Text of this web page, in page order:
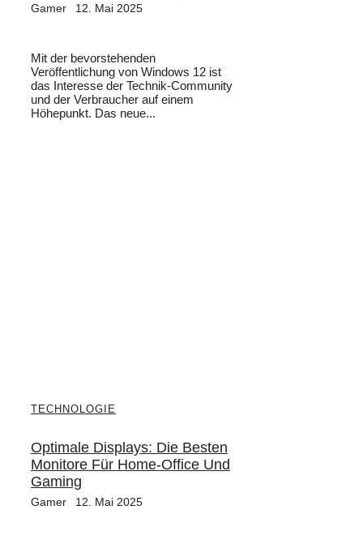
Gamer 12. Mai 2025
Mit der bevorstehenden
Veröffentlichung von Windows 12 ist
das Interesse der Technik-Community
und der Verbraucher auf einem
Höhepunkt. Das neue...
TECHNOLOGIE
Optimale Displays: Die Besten
Monitore Für Home-Office Und
Gaming
Gamer 12. Mai 2025